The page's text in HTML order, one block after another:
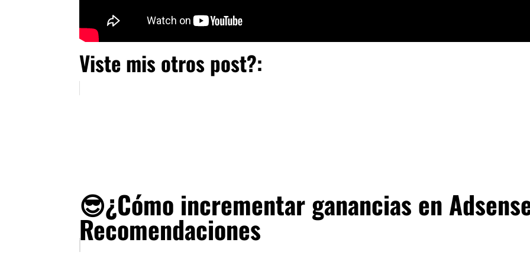
Viste mis otros post?:
😎¿Cómo incrementar ganancias en
Recomendaciones